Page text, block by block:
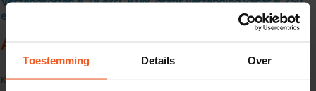
Toestemming Details Over
Verzendkosten € 18 excl. BTW, gratis verzending vanaf € 250
excl. BTW
Aluminium ronde buis 30 x 2,5 mm
Kwaliteit: EN AW-6060-T66 volgens EN755-1/2